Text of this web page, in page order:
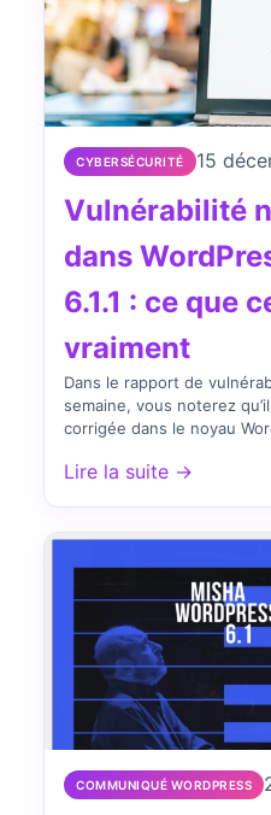
CYBERSÉCURITÉ 15
Vulnérabilité
dans
6.1.1 : ce que
vraiment
Dans le rapport de
semaine, vous noterez
corrigée dans le noyau
Lire la suite →
COMMUNIQUÉ WORDPRESS